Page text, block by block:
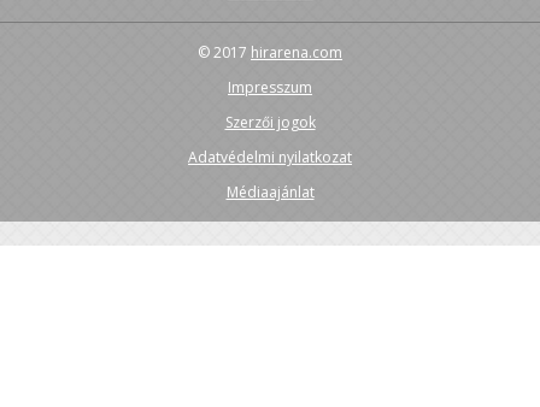
© 2017 hirarena.com
Impresszum
Szerzői jogok
Adatvédelmi nyilatkozat
Médiaajánlat